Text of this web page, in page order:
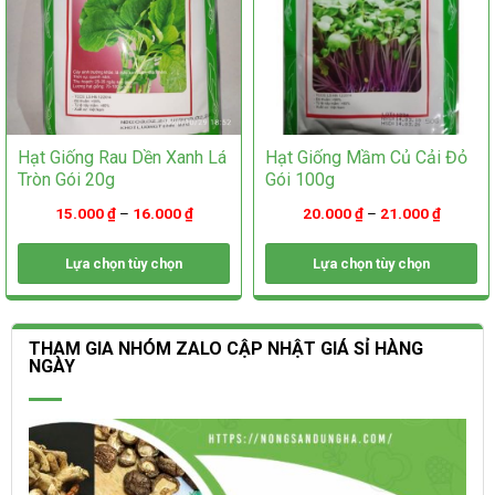
trang
sản
phẩm
sản
phẩm
Hạt Giống Rau Dền Xanh Lá
Tròn Gói 20g
15.000₫– 16.000₫
Lựa chọn tùy chọn
Sản
này
có
nhiều
biến
thể.
Các
tùy
chọn
Hạt Giống Mầm Củ Cải Đỏ
Gói 100g
20.000₫– 21.000₫
Lựa chọn tùy chọn
Sản
này
có
thể.
Các
tùy
THAM GIA NHÓM ZALO CẬP NHẬT GIÁ SỈ HÀNG
NGÀY